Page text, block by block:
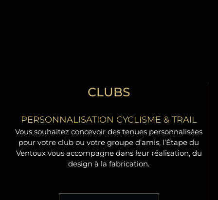
CLUBS
PERSONNALISATION CYCLISME & TRAIL
Vous souhaitez concevoir des tenues personnalisées
pour votre club ou votre groupe d’amis, l’Étape du
Ventoux vous accompagne dans leur réalisation, du
design à la fabrication.